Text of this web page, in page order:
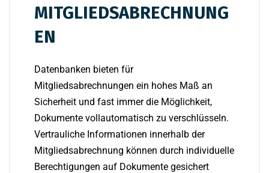
MITGLIEDSABRECHNUNG
EN
Datenbanken bieten für
Mitgliedsabrechnungen ein hohes Maß an
Sicherheit und fast immer die Möglichkeit,
Dokumente vollautomatisch zu verschlüsseln.
Vertrauliche Informationen innerhalb der
Mitgliedsabrechnung können durch individuelle
Berechtigungen auf Dokumente gesichert